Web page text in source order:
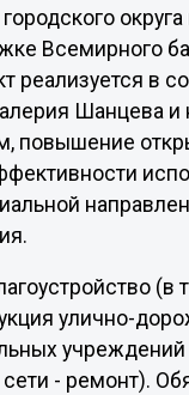
Всемирного
реализуется в
Шанцева и
повышение
улично-
учреждений
- ремонт).